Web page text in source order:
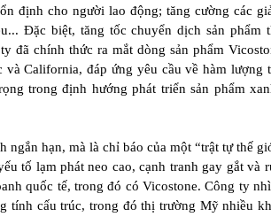
định cho người lao động; tăng cường các
Đặc biệt, tăng tốc chuyển dịch sản phẩm
đã chính thức ra mắt dòng sản phẩm
California, đáp ứng yêu cầu về hàm lượng
trong định hướng phát triển sản phẩm
hạn, mà là chỉ báo của một “trật tự thế
tố lạm phát neo cao, cạnh tranh gay gắt và
quốc tế, trong đó có Vicostone. Công ty
tính cấu trúc, trong đó thị trường Mỹ nhiều